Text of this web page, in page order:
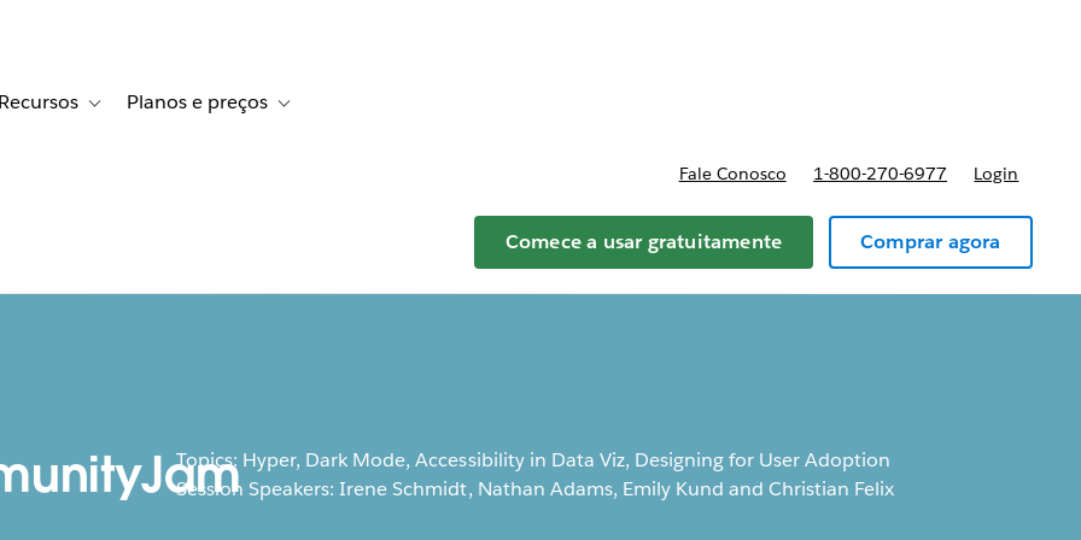
Histórias de clientes
sub-navigation for Soluções
Recursos Toggle sub-navigation for Recursos
Planos e preços Toggle sub-navigation for Planos e preços
Fale Conosco 1-800-270-6977 Login
Comece a usar gratuitamente Comprar agora
Topics: Hyper, Dark Mode, Accessibility in Data Viz, Designing for User Adoption
Session Speakers: Irene Schmidt, Nathan Adams, Emily Kund and Christian Felix